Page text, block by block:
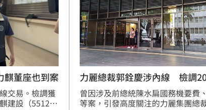
董座也到案
交易。檢調獲
建設（5512）
力麗總裁郭銓慶涉內線 檢調
喚
曾因涉及前總統陳水扁國務機要費
等案，引發高度關注的力麗集團總